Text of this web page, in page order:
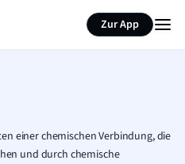
Zur App
einer chemischen Verbindung, die
und durch chemische
Seite zusammenfassen